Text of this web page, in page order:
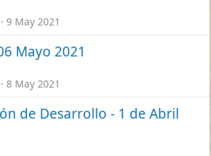
9 May 2021
Mayo 2021
8 May 2021
de Desarrollo - 1 de Abril